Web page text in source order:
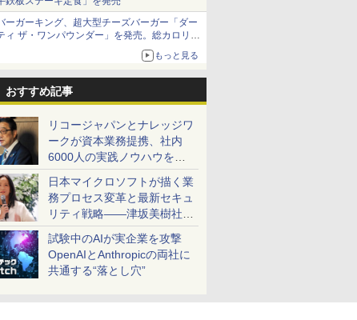
ーガーキング、超大型チーズバーガー「ダー
ィ ザ・ワンパウンダー」を発売。総カロリー
もっと見る
おすすめ記事
リコージャパンとナレッジワ
ークが資本業務提携、社内
6000人の実践ノウハウを生
かした「AI商談記録 for
RICOH」を展開へ
日本マイクロソフトが描く業
務プロセス変革と最新セキュ
リティ戦略――津坂美樹社長
が2027年度戦略を説明
試験中のAIが実企業を攻撃
OpenAIとAnthropicの両社に
共通する“落とし穴”